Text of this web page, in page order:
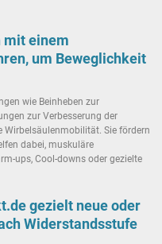
mit einem
um Beweglichkeit
wie Beinheben zur
zur Verbesserung der
Wirbelsäulenmobilität. Sie fördern
dabei, muskuläre
ups, Cool-downs oder gezielte
gezielt neue oder
Widerstandsstufe